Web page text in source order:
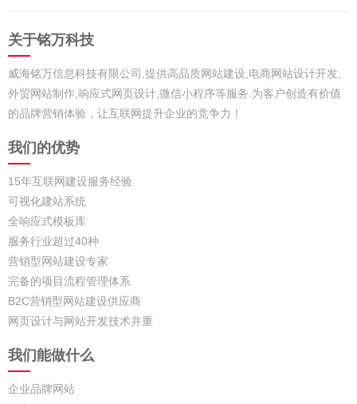
关于铭万科技
威海铭万信息科技有限公司,提供高品质网站建设,电商网站设计开发,
外贸网站制作,响应式网页设计,微信小程序等服务.为客户创造有价值
的品牌营销体验，让互联网提升企业的竞争力！
我们的优势
15年互联网建设服务经验
可视化建站系统
全响应式模板库
服务行业超过40种
营销型网站建设专家
完备的项目流程管理体系
B2C营销型网站建设供应商
网页设计与网站开发技术并重
我们能做什么
企业品牌网站